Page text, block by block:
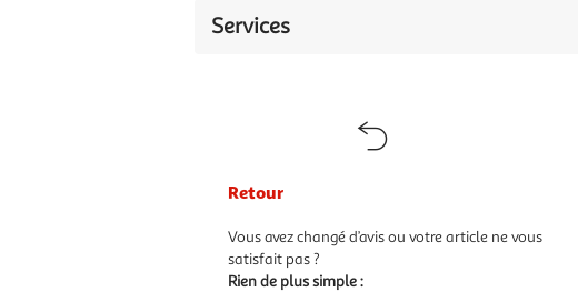
Services
Retour
Vous avez changé d’avis ou votre article ne vous
satisfait pas ?
Rien de plus simple :